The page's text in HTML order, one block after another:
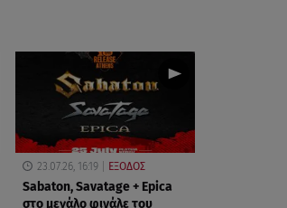
23.07.26, 16:19 ΕΞΟΔΟΣ
Sabaton, Savatage + Epica
στο μεγάλο φινάλε του